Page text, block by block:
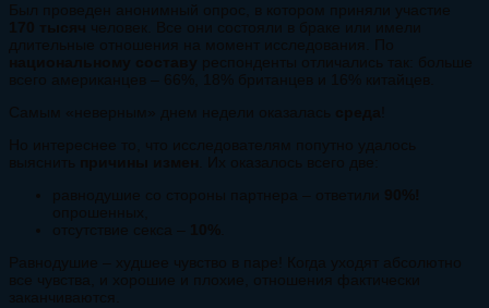
Был проведен анонимный опрос, в котором приняли участие
170 тысяч
человек. Все они состояли в браке или имели
длительные отношения на момент исследования. По
национальному составу респонденты отличались так: больше
всего американцев – 66%,
18% британцев и 16% китайцев.
Самым «неверным» днем недели оказалась
среда
Но интереснее то, что исследователям попутно удалось
выяснить
причины измен
. Их оказалось всего две:
равнодушие со стороны партнера – ответили 90%!
опрошенных,
отсутствие секса –
10%
Равнодушие – худшее чувство в паре! Когда уходят абсолютно
все чувства, и хорошие и плохие, отношения фактически
заканчиваются.